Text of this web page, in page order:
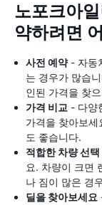
노포크아
약하려면
사전 예약- 자동
는 경우가 많습
인된 가격을 찾
가격 비교 - 다양
가격을 찾아보
도 좋습니다.
적합한 차량 선택
요. 차량이 크면
나 짐이 많은 경
딜을 찾아보세요